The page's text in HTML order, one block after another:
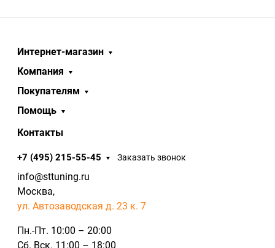
Интернет-магазин
Компания
Покупателям
Помощь
Контакты
+7 (495) 215-55-45 Заказать звонок
info@sttuning.ru
Москва,
ул. Автозаводская д. 23 к. 7
Пн.-Пт. 10:00 – 20:00
Сб. Вск. 11:00 – 18:00